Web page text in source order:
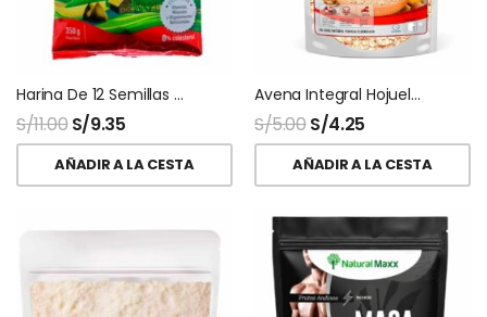
Harina De 12 Semillas 200 Gr Vidax
S/11.00 S/9.35
AÑADIR A LA CESTA
Avena Integral Hojuelas Precocida Vida Integral
S/5.00S/4.25
AÑADIR A LA CESTA